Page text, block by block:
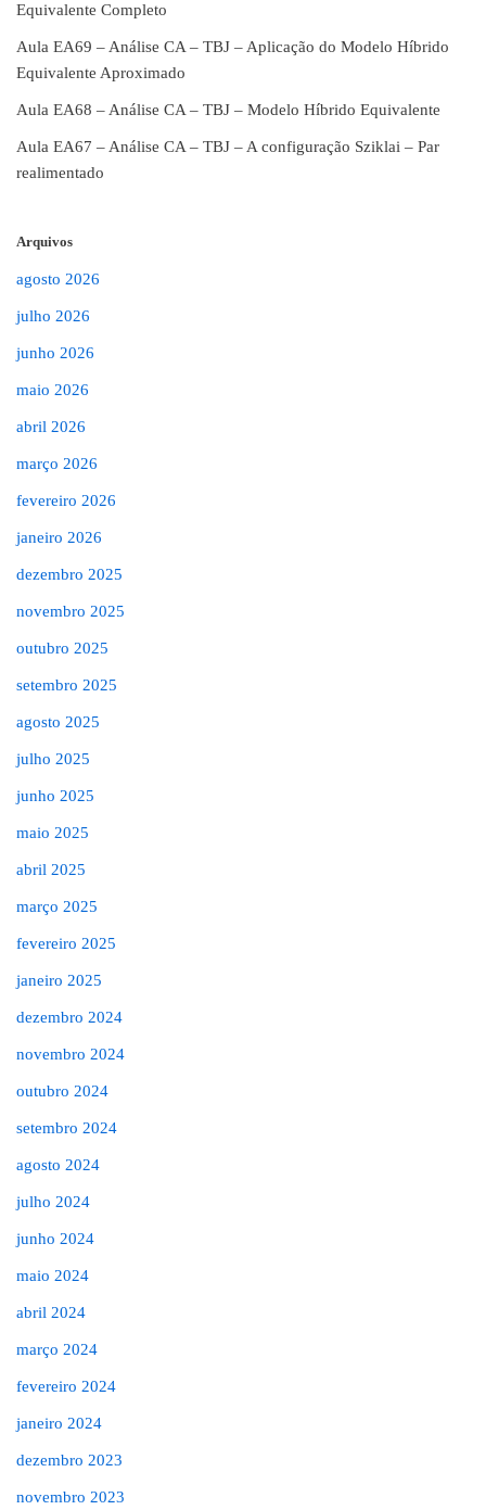
Equivalente Completo
Aula EA69 – Análise CA – TBJ – Aplicação do Modelo Híbrido
Equivalente Aproximado
Aula EA68 – Análise CA – TBJ – Modelo Híbrido Equivalente
Aula EA67 – Análise CA – TBJ – A configuração Sziklai – Par
realimentado
Arquivos
agosto 2026
julho 2026
junho 2026
maio 2026
abril 2026
março 2026
fevereiro 2026
janeiro 2026
dezembro 2025
novembro 2025
outubro 2025
setembro 2025
agosto 2025
julho 2025
junho 2025
maio 2025
abril 2025
março 2025
fevereiro 2025
janeiro 2025
dezembro 2024
novembro 2024
outubro 2024
setembro 2024
agosto 2024
julho 2024
junho 2024
maio 2024
abril 2024
março 2024
fevereiro 2024
janeiro 2024
dezembro 2023
novembro 2023